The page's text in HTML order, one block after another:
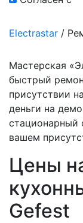
Electrastar /
Мастерская
быстрый
присутствии
деньги на
стационарный
вашем
Цены
Gefest